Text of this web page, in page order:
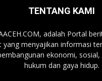
TENTANG KAMI
adalah Portal
yang menyajikan informasi
ekonomi,
hukum dan gaya hidup.